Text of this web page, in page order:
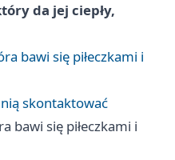
da jej ciepły,
bawi się piłeczkami i
skontaktować
bawi się piłeczkami i